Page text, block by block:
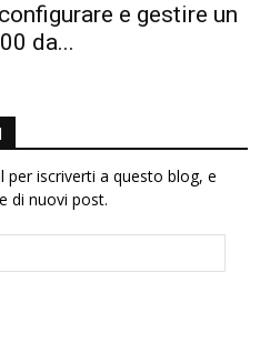
e gestire un
da...
per iscriverti a questo blog, e
di nuovi post.